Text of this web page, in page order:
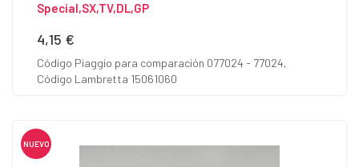
Special,SX,TV,DL,GP
Precio
4,15 €
Código Piaggio para comparación 077024 - 77024,
Código Lambretta 15061060
NUEVO